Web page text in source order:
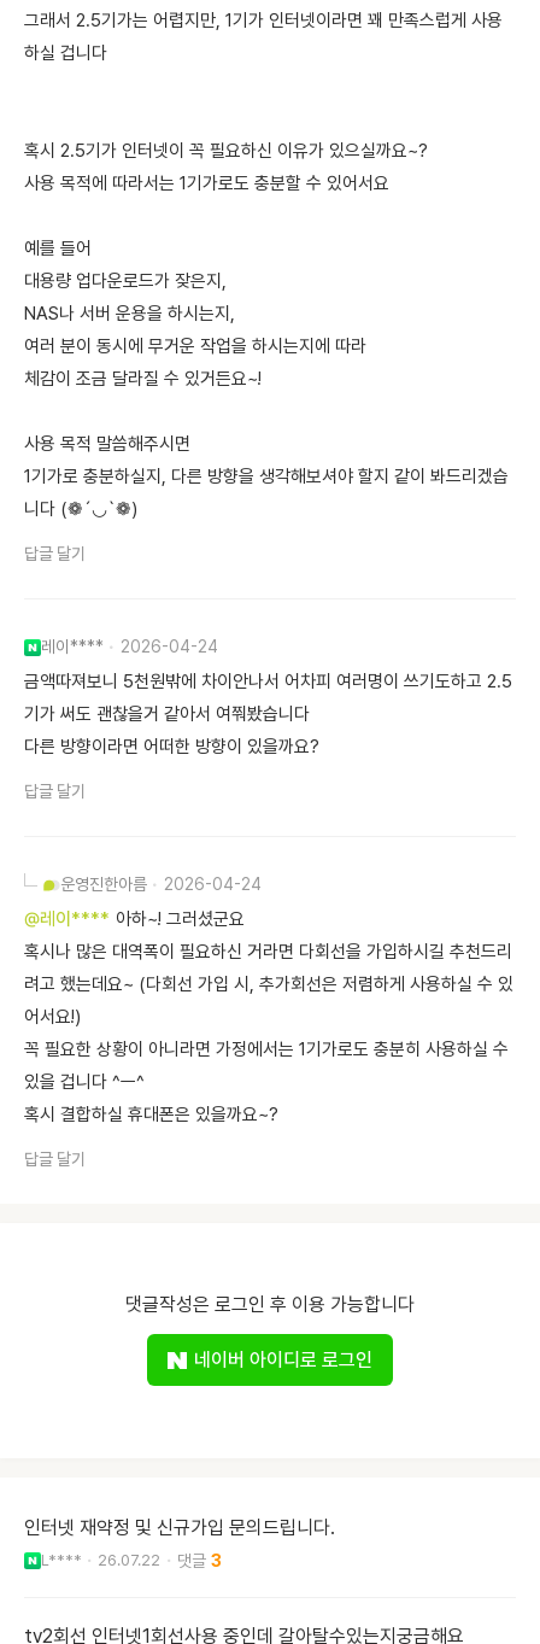
그래서 2.5기가는 어렵지만, 1기가 인터넷이라면 꽤 만족스럽게 사용
하실 겁니다
혹시 2.5기가 인터넷이 꼭 필요하신 이유가 있으실까요~?
사용 목적에 따라서는 1기가로도 충분할 수 있어서요
예를 들어
대용량 업다운로드가 잦은지,
NAS나 서버 운용을 하시는지,
여러 분이 동시에 무거운 작업을 하시는지에 따라
체감이 조금 달라질 수 있거든요~!
사용 목적 말씀해주시면
1기가로 충분하실지, 다른 방향을 생각해보셔야 할지 같이 봐드리겠습
니다 (❁´◡`❁)
답글 달기
레이**** 2026-04-24
금액따져보니 5천원밖에 차이안나서 어차피 여러명이 쓰기도하고 2.5
기가 써도 괜찮을거 같아서 여쭤봤습니다
다른 방향이라면 어떠한 방향이 있을까요?
답글 달기
운영진한아름 2026-04-24
@레이**** 아하~! 그러셨군요
혹시나 많은 대역폭이 필요하신 거라면 다회선을 가입하시길 추천드리
려고 했는데요~ (다회선 가입 시, 추가회선은 저렴하게 사용하실 수 있
어서요!)
꼭 필요한 상황이 아니라면 가정에서는 1기가로도 충분히 사용하실 수
있을 겁니다 ^ㅡ^
혹시 결합하실 휴대폰은 있을까요~?
답글 달기
댓글작성은 로그인 후 이용 가능합니다
네이버 아이디로 로그인
인터넷 재약정 및 신규가입 문의드립니다.
L**** 26.07.22 3
tv2회선 인터넷1회선사용 중인데 갈아탈수있는지궁금해요